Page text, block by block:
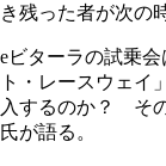
き残った者が次の
eビターラの試乗
ト・レースウェイ
入するのか？ そ
氏が語る。